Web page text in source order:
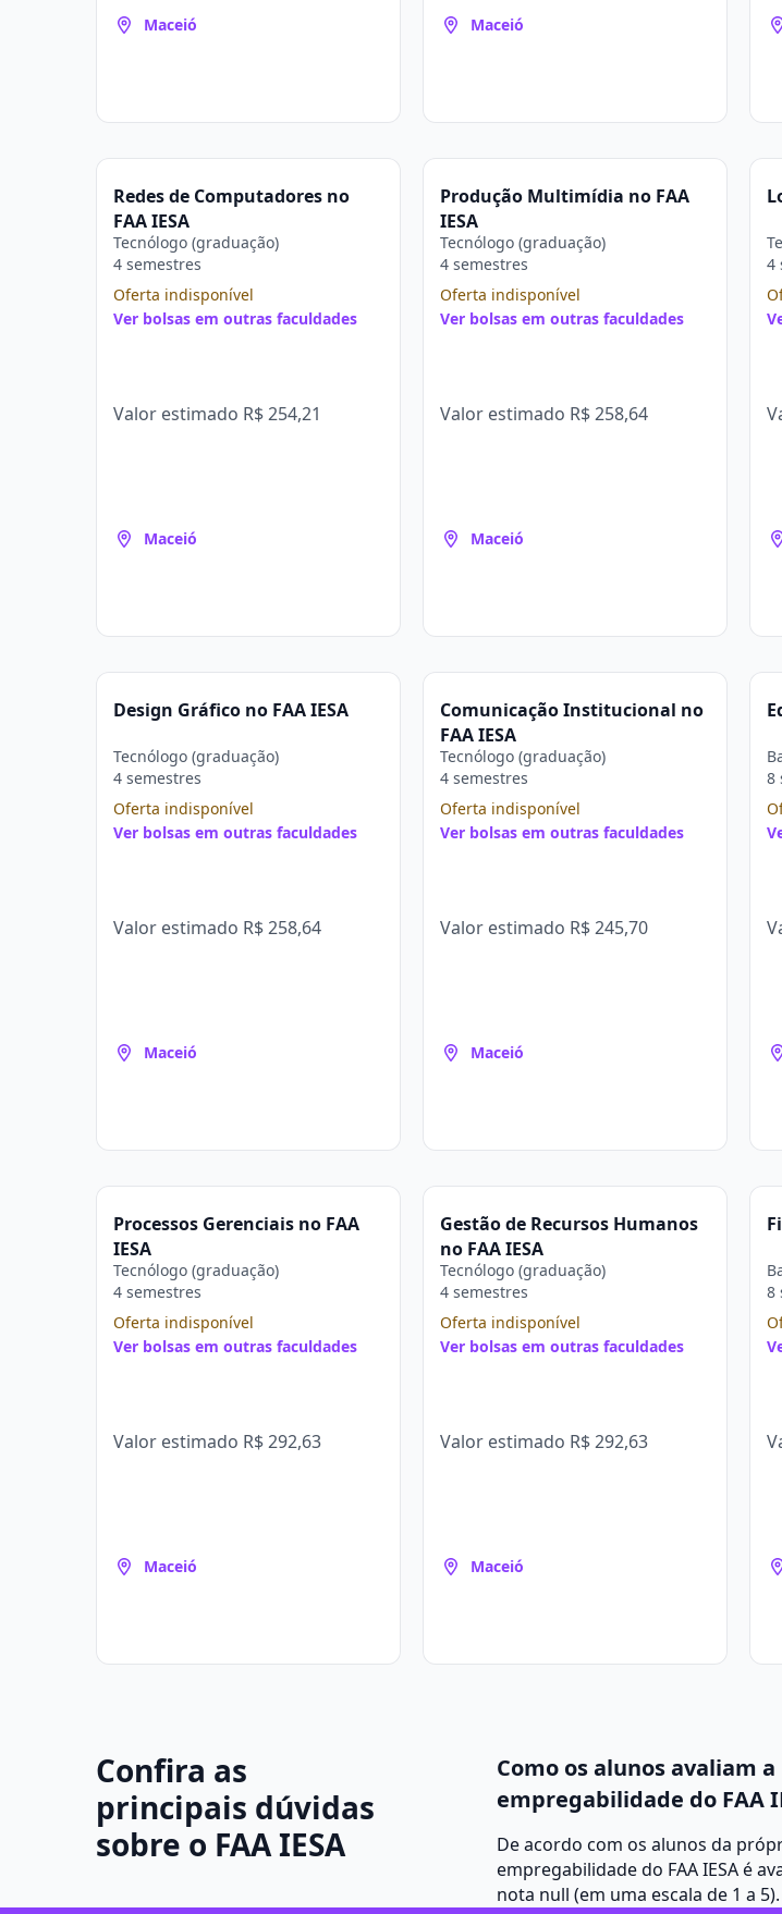
Maceió Maceió
Redes de Computadores no
FAA IESA
Tecnólogo (graduação)
4 semestres
Oferta indisponível
Ver bolsas em outras faculdades
Valor estimado R$ 254,21
Maceió
Produção Multimídia no FAA
IESA
Tecnólogo (graduação)
4 semestres
Oferta indisponível
Ver bolsas em outras faculdades
Valor estimado R$ 258,64
Maceió
4
Design Gráfico no FAA IESA
Tecnólogo (graduação)
4 semestres
Oferta indisponível
Ver bolsas em outras faculdades
Valor estimado R$ 258,64
Maceió
Comunicação Institucional no
FAA IESA
Tecnólogo (graduação)
4 semestres
Oferta indisponível
Ver bolsas em outras faculdades
Valor estimado R$ 245,70
Maceió
8
Processos Gerenciais no FAA
IESA
Tecnólogo (graduação)
4 semestres
Oferta indisponível
Ver bolsas em outras faculdades
Valor estimado R$ 292,63
Maceió
Gestão de Recursos Humanos
no FAA IESA
Tecnólogo (graduação)
4 semestres
Oferta indisponível
Ver bolsas em outras faculdades
Valor estimado R$ 292,63
Maceió
8
Confira as
principais dúvidas
sobre o FAA IESA
Como os alunos avaliam a
empregabilidade do FAA
De acordo com os alunos da
empregabilidade do FAA IESA é
nota null (em uma escala de 1 a 5).